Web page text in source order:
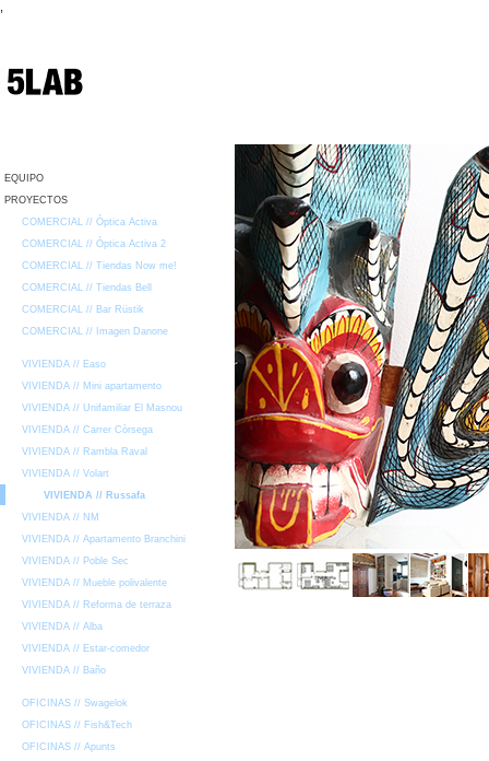
EQUIPO
PROYECTOS
COMERCIAL // Óptica Activa
COMERCIAL // Óptica Activa 2
COMERCIAL // Tiendas Now me!
COMERCIAL // Tiendas Bell
COMERCIAL // Bar Rüstik
COMERCIAL // Imagen Danone
VIVIENDA // Easo
VIVIENDA // Mini apartamento
VIVIENDA // Unifamiliar El Masnou
VIVIENDA // Carrer Còrsega
VIVIENDA // Rambla Raval
VIVIENDA // Volart
VIVIENDA // Russafa
VIVIENDA // NM
VIVIENDA // Apartamento Branchini
VIVIENDA // Poble Sec
VIVIENDA // Mueble polivalente
VIVIENDA // Reforma de terraza
VIVIENDA // Alba
VIVIENDA // Estar-comedor
VIVIENDA // Baño
OFICINAS // Swagelok
OFICINAS // Fish&Tech
OFICINAS // Apunts